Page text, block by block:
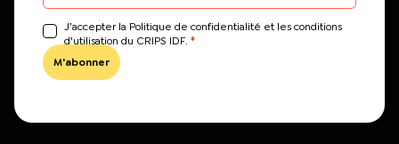
J’accepter la Politique de confidentialité et les conditions
d'utilisation du CRIPS IDF. *